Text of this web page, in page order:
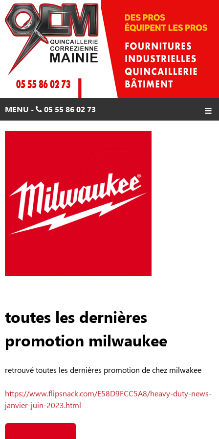
Skip
to
content
MENU - 05 55 86 02 73
ACCUEIL
PROMOTIONS
CONTACTS
05 55 86 02 73
toutes les dernières
promotion milwaukee
retrouvé toutes les dernières promotion de chez milwakee
https://www.flipsnack.com/E58D9FCC5A8/heavy-duty-news-
janvier-juin-2023.html